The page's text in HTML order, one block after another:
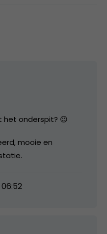
het onderspit? 😉
mooie en